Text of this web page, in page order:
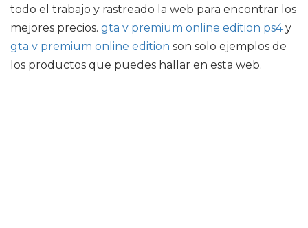
todo el trabajo y rastreado la web para encontrar los
mejores precios. gta v premium online edition ps4y
gta v premium online edition son solo ejemplos de
los productos que puedes hallar en esta web.